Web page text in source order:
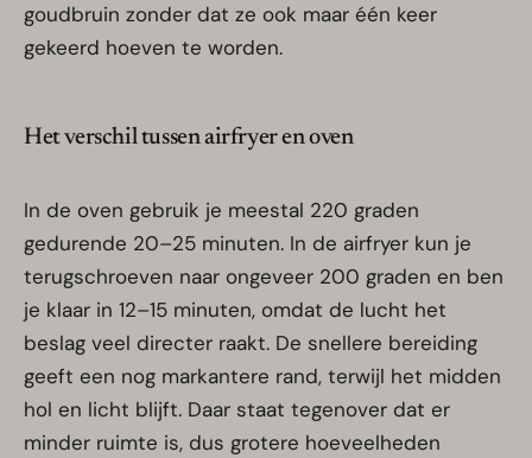
goudbruin zonder dat ze ook maar één keer
gekeerd hoeven te worden.
Het verschil tussen airfryer en oven
In de oven gebruik je meestal 220 graden
gedurende 20–25 minuten. In de airfryer kun je
terugschroeven naar ongeveer 200 graden en ben
je klaar in 12–15 minuten, omdat de lucht het
beslag veel directer raakt. De snellere bereiding
geeft een nog markantere rand, terwijl het midden
hol en licht blijft. Daar staat tegenover dat er
minder ruimte is, dus grotere hoeveelheden